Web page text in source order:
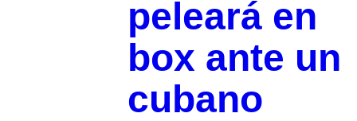
peleará en
box ante un
cubano